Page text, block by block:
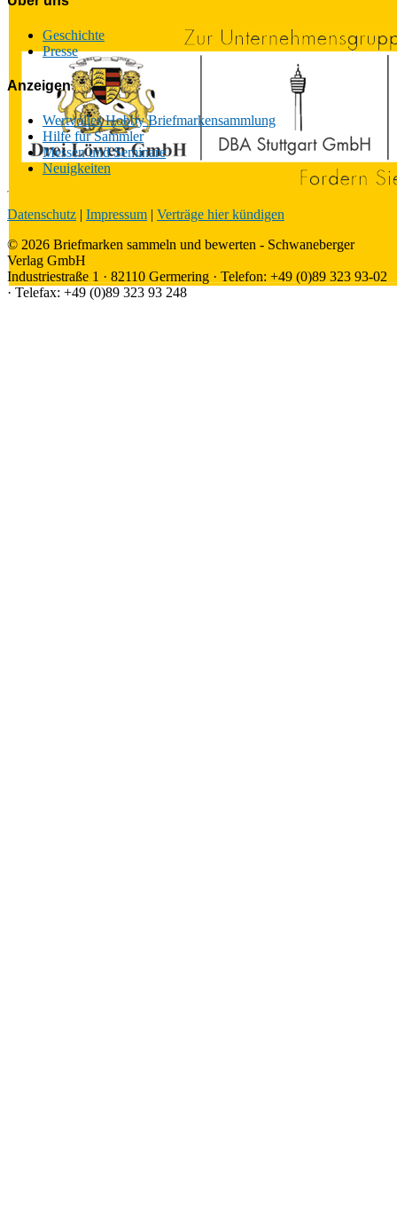
Geschichte
Presse
Anzeigen
Wertvolles Hobby Briefmarkensammlung
Hilfe für Sammler
Messen und Seminare
Neuigkeiten
Datenschutz | Impressum | Verträge hier kündigen
© 2026 Briefmarken sammeln und bewerten - Schwaneberger
Verlag GmbH
Industriestraße 1 · 82110 Germering · Telefon: +49 (0)89 323 93-02
· Telefax: +49 (0)89 323 93 248